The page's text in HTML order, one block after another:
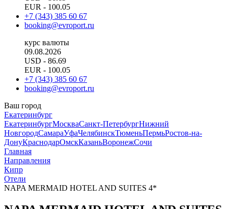
EUR - 100.05
+7 (343) 385 60 67
booking@evroport.ru
курс валюты
09.08.2026
USD - 86.69
EUR - 100.05
+7 (343) 385 60 67
booking@evroport.ru
Ваш город
Екатеринбург
ЕкатеринбургМоскваСанкт-ПетербургНижний
НовгородСамараУфаЧелябинскТюменьПермьРостов-на-
ДонуКраснодарОмскКазаньВоронежСочи
Главная
Направления
Кипр
Отели
NAPA MERMAID HOTEL AND SUITES 4*